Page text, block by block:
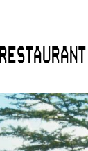
RESTAURANT